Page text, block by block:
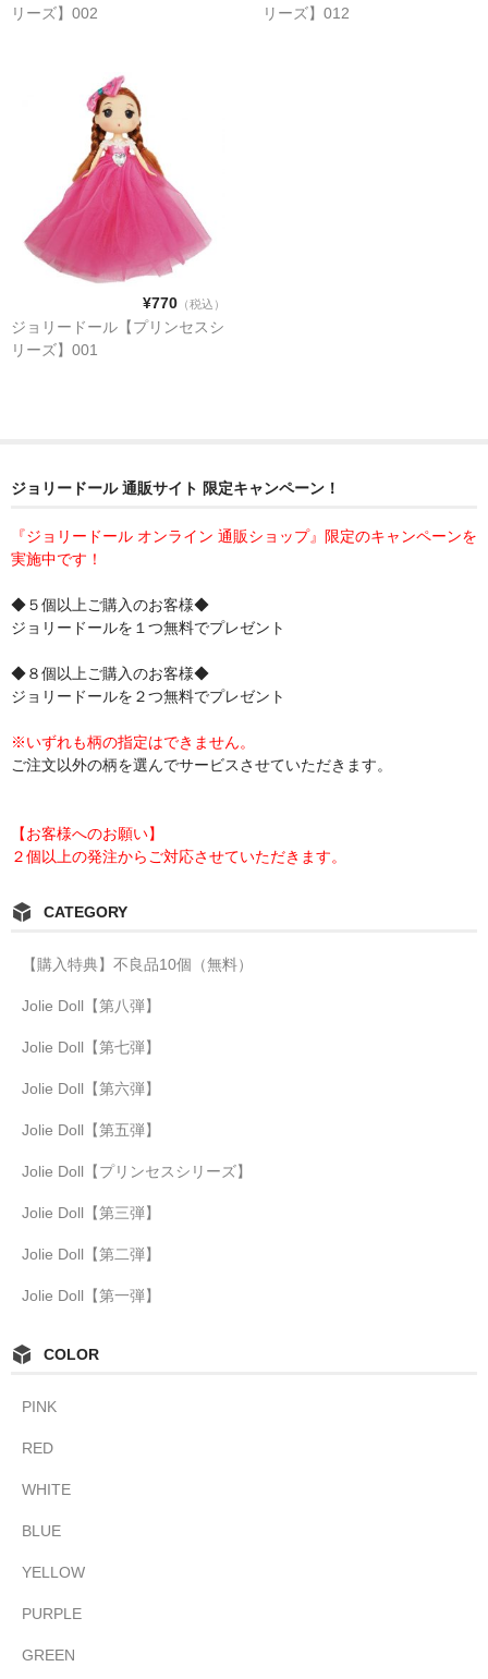
リーズ】002
リーズ】012
¥770（税込）
ジョリードール【プリンセスシ
リーズ】001
ジョリードール 通販サイト 限定キャンペーン！
『ジョリードール オンライン 通販ショップ』限定のキャンペーンを
実施中です！
◆５個以上ご購入のお客様◆
ジョリードールを１つ無料でプレゼント
◆８個以上ご購入のお客様◆
ジョリードールを２つ無料でプレゼント
※いずれも柄の指定はできません。
ご注文以外の柄を選んでサービスさせていただきます。
【お客様へのお願い】
２個以上の発注からご対応させていただきます。
CATEGORY
【購入特典】不良品10個（無料）
Jolie Doll【第八弾】
Jolie Doll【第七弾】
Jolie Doll【第六弾】
Jolie Doll【第五弾】
Jolie Doll【プリンセスシリーズ】
Jolie Doll【第三弾】
Jolie Doll【第二弾】
Jolie Doll【第一弾】
COLOR
PINK
RED
WHITE
BLUE
YELLOW
PURPLE
GREEN